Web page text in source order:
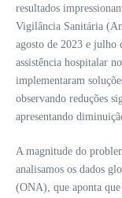
resultados
Vigilância Sanitária
agosto de 2023 e julho
assistência hospitalar
implementaram
observando reduções
apresentando
A magnitude do
analisamos os dados
(ONA), que aponta